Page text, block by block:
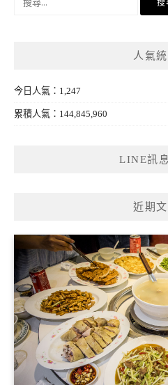
人氣
今日人氣：1,247
累積人氣：144,845,960
LINE訊
近期